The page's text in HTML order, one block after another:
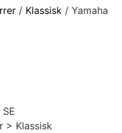
/ Klassisk / Yamaha
> Klassisk